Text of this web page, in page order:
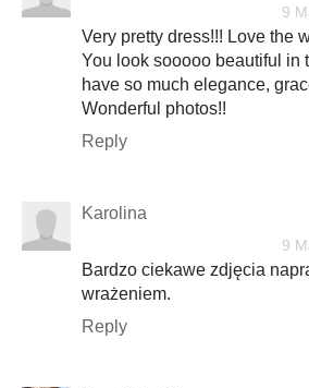
9
Very pretty dress!!! Love the
You look sooooo beautiful in
have so much elegance,
Wonderful photos!!
Reply
Karolina
9
Bardzo ciekawe zdjęcia
wrażeniem.
Reply